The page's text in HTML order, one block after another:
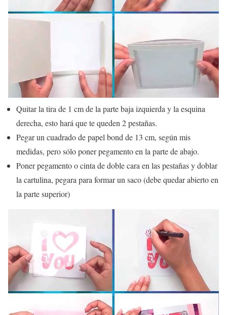
Quitar la tira de 1 cm de la parte baja izquierda y la esquina
derecha, esto hará que te queden 2 pestañas.
Pegar un cuadrado de papel bond de 13 cm, según mis
medidas, pero sólo poner pegamento en la parte de abajo.
Poner pegamento o cinta de doble cara en las pestañas y doblar
la cartulina, pegara para formar un saco (debe quedar abierto en
la parte superior)